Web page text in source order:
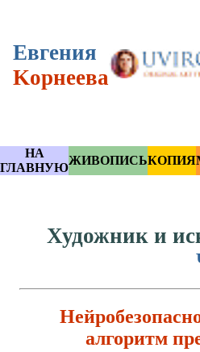
Eвгения
Kорнеева
НА
ГЛАВНУЮ
ЖИВОПИСЬКОПИЯ
Художник и
алгоритм